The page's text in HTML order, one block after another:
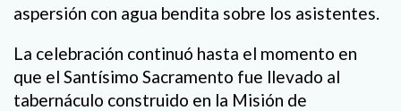
aspersión con agua bendita sobre los asistentes.
La celebración continuó hasta el momento en
que el Santísimo Sacramento fue llevado al
tabernáculo construido en la Misión de